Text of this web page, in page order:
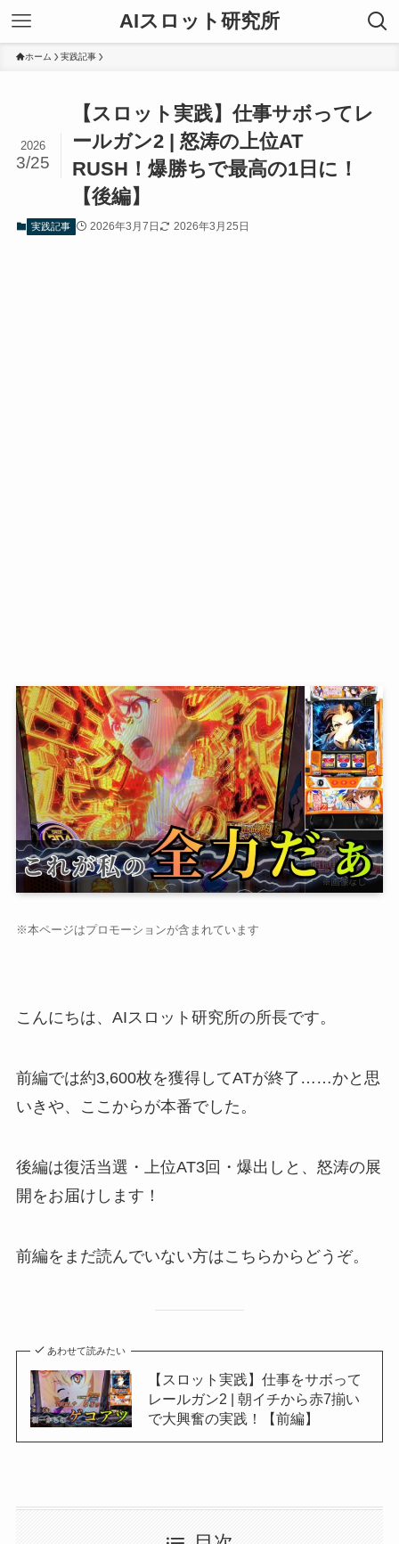
AIスロット研究所
ホーム 実践記事
【スロット実践】仕事サボってレ
ールガン2 | 怒涛の上位AT
RUSH！爆勝ちで最高の1日に！
【後編】
2026
3/25
実践記事 2026年3月7日 2026年3月25日
※本ページはプロモーションが含まれています
こんにちは、AIスロット研究所の所長です。
前編では約3,600枚を獲得してATが終了……かと思
いきや、ここからが本番でした。
後編は復活当選・上位AT3回・爆出しと、怒涛の展
開をお届けします！
前編をまだ読んでいない方はこちらからどうぞ。
あわせて読みたい
【スロット実践】仕事をサボって
レールガン2 | 朝イチから赤7揃い
で大興奮の実践！【前編】